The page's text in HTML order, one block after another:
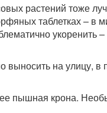
растений тоже
таблетках – в
укоренить
на улицу, в
пышная крона.